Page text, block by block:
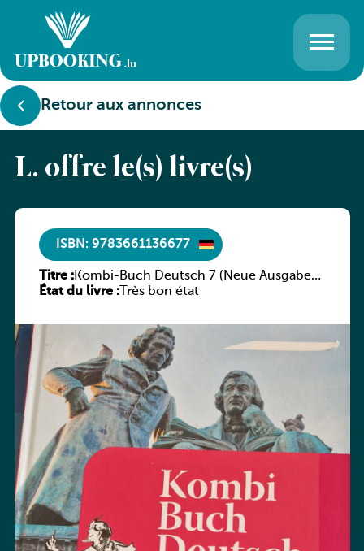
Retour aux annonces
L. offre le(s) livre(s)
ISBN: 9783661136677
Titre :Kombi-Buch Deutsch 7 (Neue Ausgabe
Luxemburg)
État du livre :Très bon état